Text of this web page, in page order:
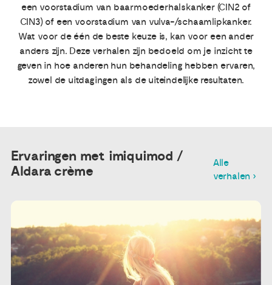
een voorstadium van baarmoederhalskanker (CIN2 of
CIN3) of een voorstadium van vulva-/schaamlipkanker.
Wat voor de één de beste keuze is, kan voor een ander
anders zijn. Deze verhalen zijn bedoeld om je inzicht te
geven in hoe anderen hun behandeling hebben ervaren,
zowel de uitdagingen als de uiteindelijke resultaten.
Ervaringen met imiquimod /
Aldara crème
Alle
verhalen ›